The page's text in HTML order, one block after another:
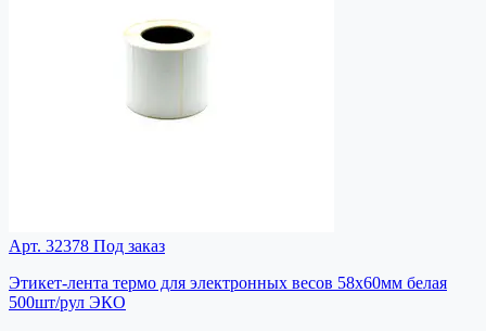
Арт. 32378 Под заказ
Этикет-лента термо для электронных весов 58х60мм белая
500шт/рул ЭКО